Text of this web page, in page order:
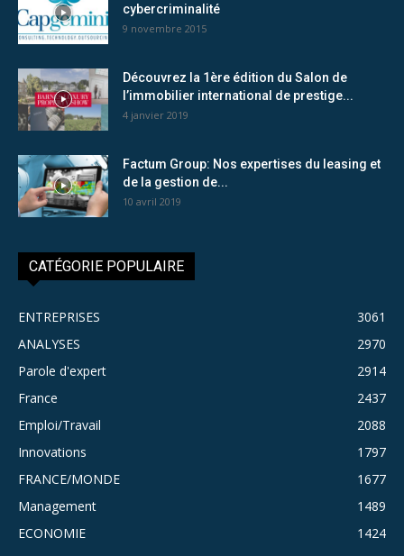
cybercriminalité
9 novembre 2015
Découvrez la 1ère édition du Salon de
l’immobilier international de prestige...
4 janvier 2019
Factum Group: Nos expertises du leasing et
de la gestion de...
10 avril 2019
CATÉGORIE POPULAIRE
ENTREPRISES
3061
ANALYSES
2970
Parole d'expert
2914
France
2437
Emploi/Travail
2088
Innovations
1797
FRANCE/MONDE
1677
Management
1489
ECONOMIE
1424